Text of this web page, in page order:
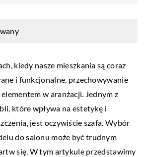
kiedy nasze mieszkania są coraz
i funkcjonalne, przechowywanie
w aranżacji. Jednym z
które wpływa na estetykę i
jest oczywiście szafa. Wybór
do salonu może być trudnym
się. W tym artykule przedstawimy